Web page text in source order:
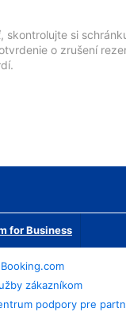
skontrolujte si
o zrušení
for Business
zákazníkom
podpory pre